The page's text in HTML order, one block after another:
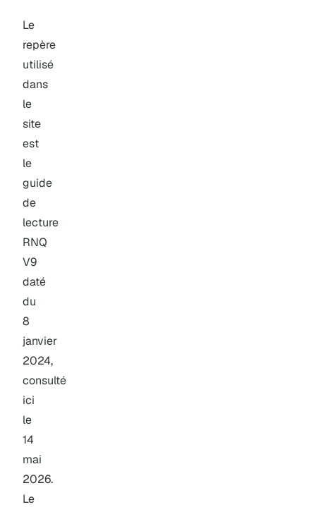
Le
repère
utilisé
dans
le
site
est
le
guide
de
lecture
RNQ
V9
daté
du
8
janvier
2024,
consulté
ici
le
14
mai
2026.
Le